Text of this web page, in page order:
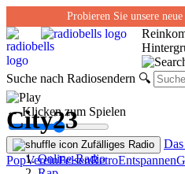
Probieren Sie unsere
Suche nach Radiosendern 🔍
← Klicken zum Spielen
Zufälliges Radio
PopVereinFelsenRetroEntspannen
City23
Online-Radio